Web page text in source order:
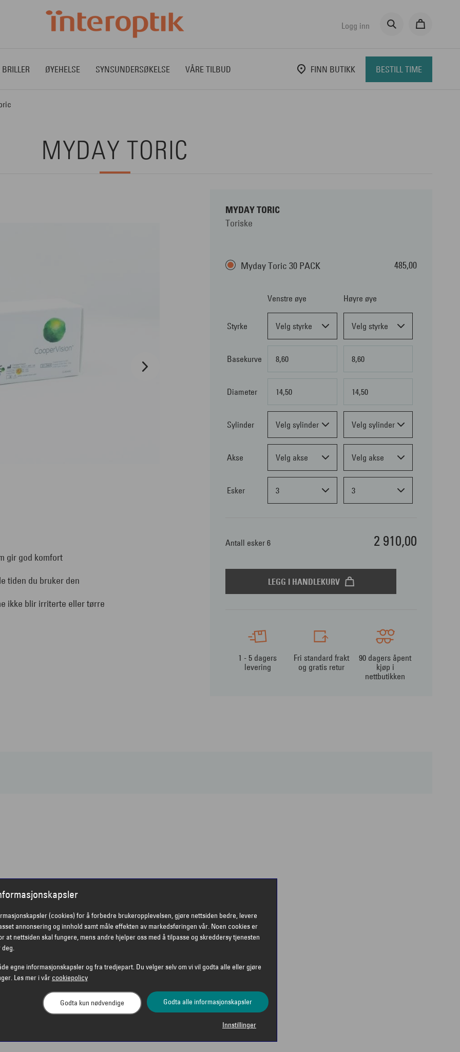
Logg inn
ØYEHELSE SYNSUNDERSØKELSE VÅRE TILBUD FINN BUTIKK BESTILL TIME
MYDAY TORIC
gir god komfort
tiden du bruker den
ikke blir irriterte eller tørre
MYDAY TORIC
Toriske
Myday Toric 30 PACK 485,00
Venstre øye Høyre øye
Styrke Velg styrke Velg styrke
Basekurve 8,60 8,60
Diameter 14,50 14,50
Sylinder Velg sylinder Velg sylinder
Akse Velg akse Velg akse
Esker 3 3
Antall esker 6 2 910,00
LEGG I HANDLEKURV
1 - 5 dagers
levering
Fri standard frakt
og gratis retur
90 dagers åpent
kjøp i
nettbutikken
(cookies) for å forbedre brukeropplevelsen, gjøre nettsiden bedre, levere
annonsering og innhold samt måle effekten av markedsføringen vår. Noen cookies er
at nettsiden skal fungere, mens andre hjelper oss med å tilpasse og skreddersy tjenesten
deg.
egne informasjonskapsler og fra tredjepart. Du velger selv om vi vil godta alle eller gjøre
Les mer i vår cookiepolicy
Godta alle informasjonskapsler
Godta kun nødvendige
Innstillinger